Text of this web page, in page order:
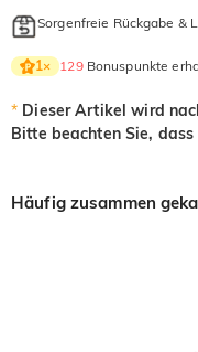
Sorgenfreie Rückgabe &
1× 129Bonuspunkte
* Dieser Artikel wird
Bitte beachten Sie,
Häufig zusammen